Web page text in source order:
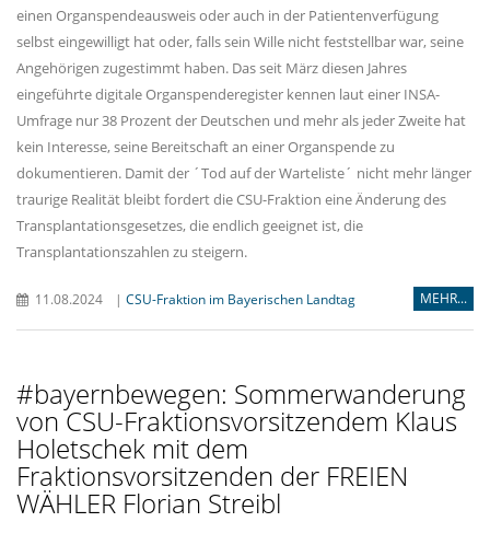
einen Organspendeausweis oder auch in der Patientenverfügung
selbst eingewilligt hat oder, falls sein Wille nicht feststellbar war, seine
Angehörigen zugestimmt haben. Das seit März diesen Jahres
eingeführte digitale Organspenderegister kennen laut einer INSA-
Umfrage nur 38 Prozent der Deutschen und mehr als jeder Zweite hat
kein Interesse, seine Bereitschaft an einer Organspende zu
dokumentieren. Damit der ´Tod auf der Warteliste´ nicht mehr länger
traurige Realität bleibt fordert die CSU-Fraktion eine Änderung des
Transplantationsgesetzes, die endlich geeignet ist, die
Transplantationszahlen zu steigern.
11.08.2024 | CSU-Fraktion im Bayerischen Landtag MEHR...
#bayernbewegen: Sommerwanderung
von CSU-Fraktionsvorsitzendem Klaus
Holetschek mit dem
Fraktionsvorsitzenden der FREIEN
WÄHLER Florian Streibl